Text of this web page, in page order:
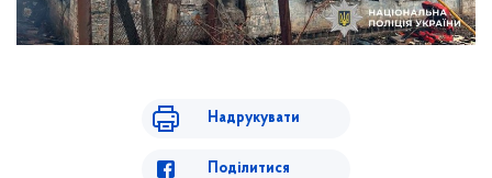
Надрукувати
Поділитися